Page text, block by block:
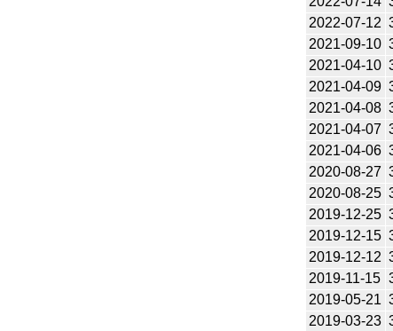
2022-07-12
2021-09-10
2021-04-10
2021-04-09
2021-04-08
2021-04-07
2021-04-06
2020-08-27
2020-08-25
2019-12-25
2019-12-15
2019-12-12
2019-11-15
2019-05-21
2019-03-23